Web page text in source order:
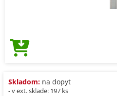
Skladom: na dopyt
- v ext. sklade: 197 ks